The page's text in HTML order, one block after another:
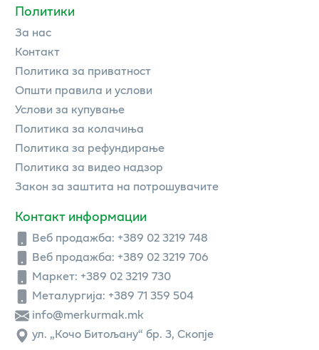
Политики
За нас
Контакт
Политика за приватност
Општи правила и услови
Услови за купување
Политика за колачиња
Политика за рефундирање
Политика за видео надзор
Закон за заштита на потрошувачите
Контакт информации
Веб продажба: +389 02 3219 748
Веб продажба: +389 02 3219 706
Маркет: +389 02 3219 730
Металургија: +389 71 359 504
info@merkurmak.mk
ул. „Кочо Битољану“ бр. 3, Скопје